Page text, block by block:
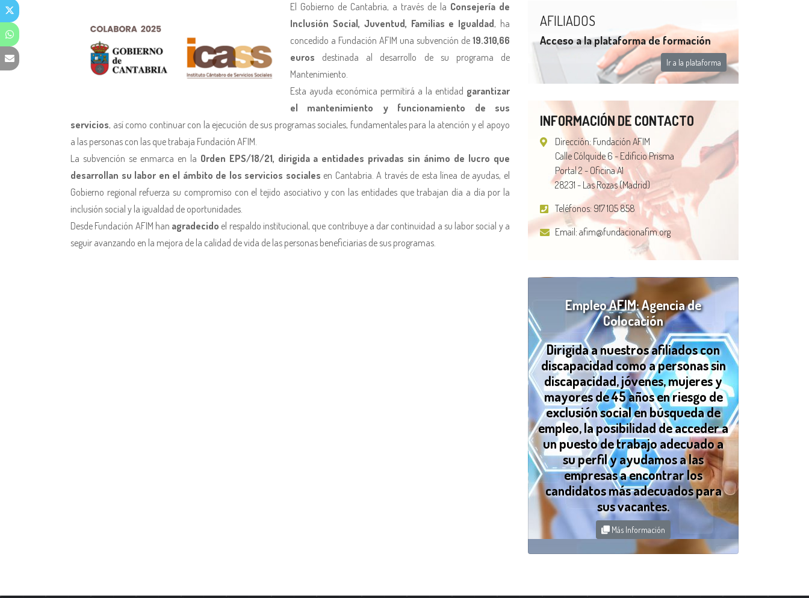
El Gobierno de Cantabria, a través de la Consejería de
Inclusión Social, Juventud, Familias e Igualdad, ha
concedido a Fundación AFIM una subvención de 19.310,66
euros destinada al desarrollo de su programa de
Mantenimiento.
Esta ayuda económica permitirá a la entidad garantizar
el mantenimiento y funcionamiento de sus
servicios, así como continuar con la ejecución de sus programas sociales, fundamentales para la atención y el apoyo
a las personas con las que trabaja Fundación AFIM.
La subvención se enmarca en la Orden EPS/18/21, dirigida a entidades privadas sin ánimo de lucro que
desarrollan su labor en el ámbito de los servicios sociales en Cantabria. A través de esta línea de ayudas, el
Gobierno regional refuerza su compromiso con el tejido asociativo y con las entidades que trabajan día a día por la
inclusión social y la igualdad de oportunidades.
Desde Fundación AFIM han agradecido el respaldo institucional, que contribuye a dar continuidad a su labor social y a
seguir avanzando en la mejora de la calidad de vida de las personas beneficiarias de sus programas.
AFILIADOS
Acceso a la plataforma de formación
Ir a la plataforma
INFORMACIÓN DE CONTACTO
Dirección: Fundación AFIM
Calle Cólquide 6 - Edificio Prisma
Portal 2 - Oficina A1
28231 - Las Rozas (Madrid)
Teléfonos: 917 105 858
Email: afim@fundacionafim.org
Empleo AFIM: Agencia de
Colocación
Dirigida a nuestros afiliados con
discapacidad como a personas sin
discapacidad, jóvenes, mujeres y
mayores de 45 años en riesgo de
exclusión social en búsqueda de
empleo, la posibilidad de acceder a
un puesto de trabajo adecuado a
su perfil y ayudamos a las
empresas a encontrar los
candidatos más adecuados para
sus vacantes.
Más Información